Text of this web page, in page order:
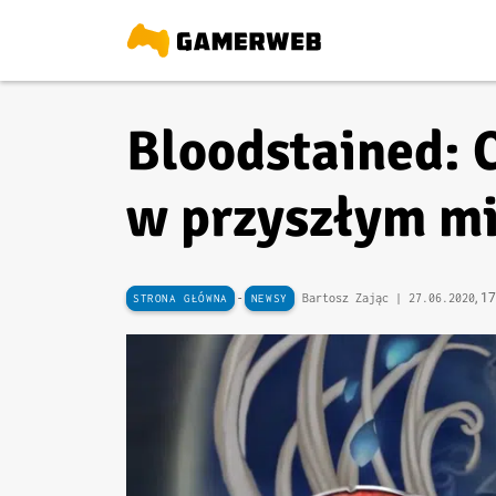
Bloodstained:
w przyszłym
STRONA GŁÓWNA - NEWSY Bartosz Zając | 27.06.2020,